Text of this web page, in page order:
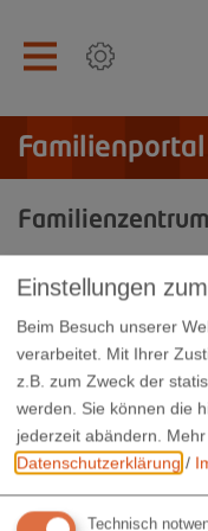
Familienportal
Angebote,
Familienzentrum
Landratsamt
Einstellungen
Beim Besuch unserer
verarbeitet. Mit Ihrer
z.B. zum Zweck der
werden. Sie können die
jederzeit abändern.
Datenschutzerklärung /
Technisch